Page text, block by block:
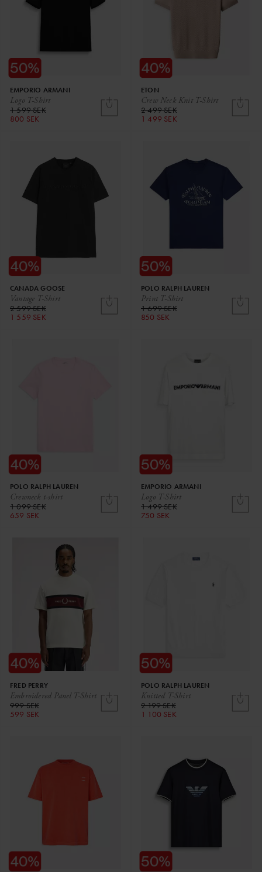
Logo T-Shirt
EMPORIO ARMANI
1 599 SEK
800 SEK
Crew Neck Knit T-Shirt
ETON
2 499 SEK
1 499 SEK
Vantage T-Shirt
CANADA GOOSE
2 599 SEK
1 559 SEK
Print T-Shirt
POLO RALPH LAUREN
1 699 SEK
850 SEK
Crewneck t-shirt
POLO RALPH LAUREN
1 099 SEK
659 SEK
Logo T-Shirt
EMPORIO ARMANI
1 499 SEK
750 SEK
Embroidered Panel T-Shirt
FRED PERRY
999 SEK
599 SEK
Knitted T-Shirt
POLO RALPH LAUREN
2 199 SEK
1 100 SEK